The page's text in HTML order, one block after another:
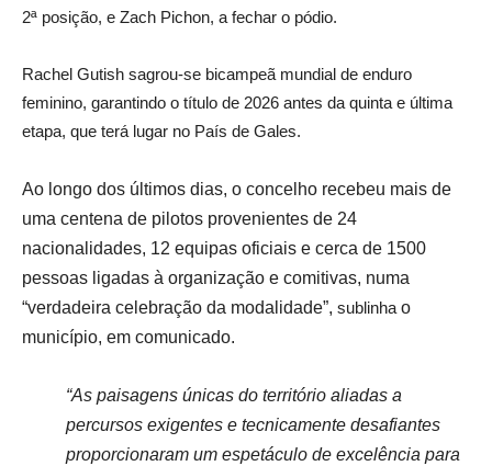
2ª posição, e Zach Pichon, a fechar o pódio.
Rachel Gutish sagrou-se bicampeã mundial de enduro
feminino, garantindo o título de 2026 antes da quinta e última
etapa, que terá lugar no País de Gales.
Ao longo dos últimos dias, o concelho recebeu mais de
uma centena de pilotos provenientes de 24
nacionalidades, 12 equipas oficiais e cerca de 1500
pessoas ligadas à organização e comitivas, numa
“verdadeira celebração da modalidade”, sublinha o
município, em comunicado.
“As paisagens únicas do território aliadas a
percursos exigentes e tecnicamente desafiantes
proporcionaram um espetáculo de excelência para